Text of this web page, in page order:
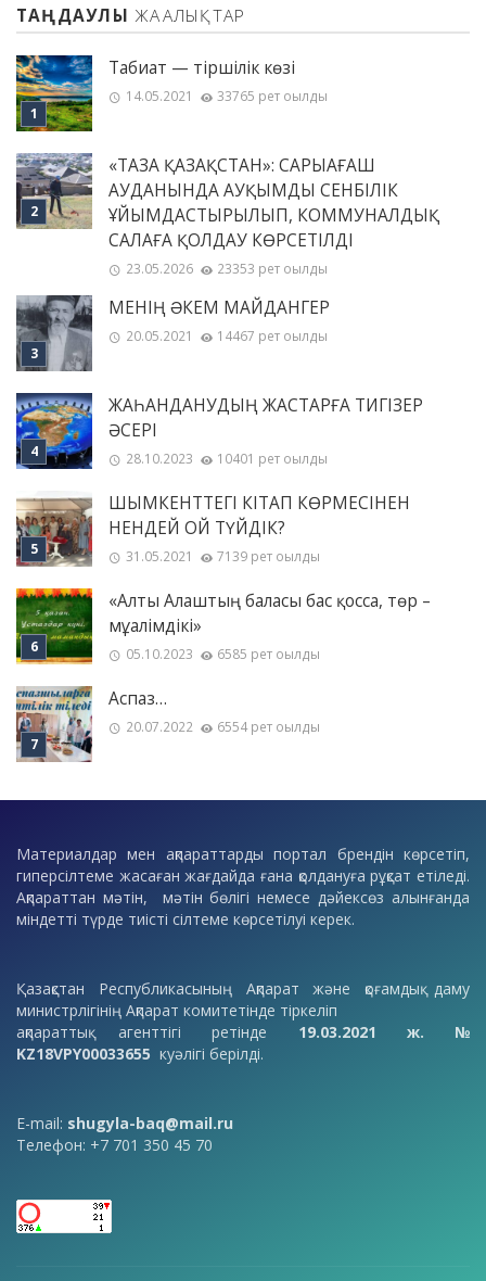
ТАҢДАУЛЫ ЖАҢАЛЫҚТАР
Табиғат — тіршілік көзі
14.05.2021 33765 рет оқылды
«ТАЗА ҚАЗАҚСТАН»: САРЫАҒАШ
АУДАНЫНДА АУҚЫМДЫ СЕНБІЛІК
ҰЙЫМДАСТЫРЫЛЫП, КОММУНАЛДЫҚ
САЛАҒА ҚОЛДАУ КӨРСЕТІЛДІ
23.05.2026 23353 рет оқылды
МЕНІҢ ƏКЕМ МАЙДАНГЕР
20.05.2021 14467 рет оқылды
ЖАҺАНДАНУДЫҢ ЖАСТАРҒА ТИГІЗЕР
ӘСЕРІ
28.10.2023 10401 рет оқылды
ШЫМКЕНТТЕГІ КІТАП КӨРМЕСІНЕН
НЕНДЕЙ ОЙ ТҮЙДІК?
31.05.2021 7139 рет оқылды
«Алты Алаштың баласы бас қосса, төр –
мұғалімдікі»
05.10.2023 6585 рет оқылды
Аспаз…
20.07.2022 6554 рет оқылды
Материалдар мен ақпараттарды портал брендін көрсетіп,
гиперсілтеме жасаған жағдайда ғана қолдануға рұқсат етіледі.
Ақпараттан мәтін, мәтін бөлігі немесе дәйексөз алынғанда
міндетті түрде тиісті сілтеме көрсетілуі керек.
Қазақстан Республикасының Ақпарат және қоғамдық даму
министрлігінің Ақпарат комитетінде тіркеліп
ақпараттық агенттігі ретінде 19.03.2021 ж. №
KZ18VPY00033655 куәлігі берілді.
E-mail: shugyla-baq@mail.ru
Телефон: +7 701 350 45 70